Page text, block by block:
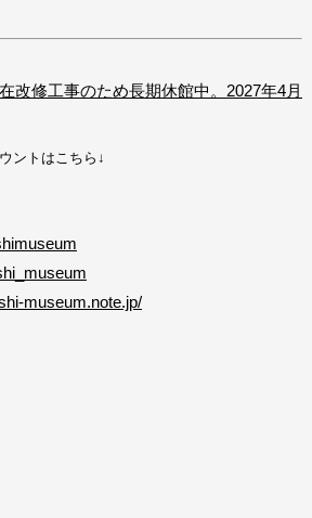
改修工事のため長期休館中。2027年4月
ントはこちら↓
museum.note.jp/